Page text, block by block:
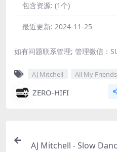
包含资源: (1个)
最近更新: 2024-11-25
如有问题联系管理; 管理微信：
AJ Mitchell All My
ZERO-HIFI
AJ Mitchell - Slow